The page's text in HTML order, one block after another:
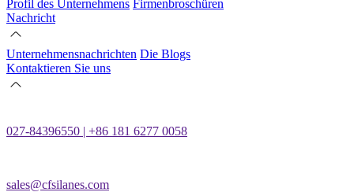
Profil des Unternehmens Firmenbroschüren
Nachricht
Unternehmensnachrichten Die Blogs
Kontaktieren Sie uns
027-84396550 | +86 181 6277 0058
sales@cfsilanes.com